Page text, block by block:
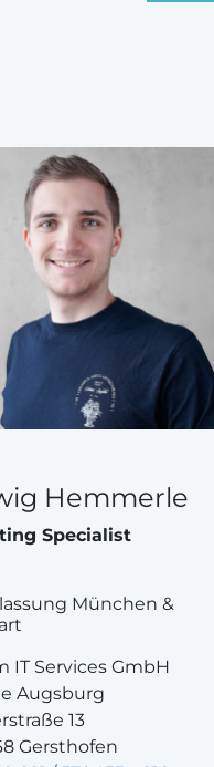
Hemmerle
Specialist
München &
IT Services GmbH
Augsburg
13
Gersthofen